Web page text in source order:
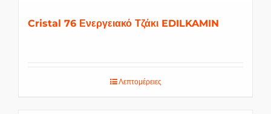
Cristal 76 Ενεργειακό Τζάκι EDILKAMIN
Λεπτομέρειες